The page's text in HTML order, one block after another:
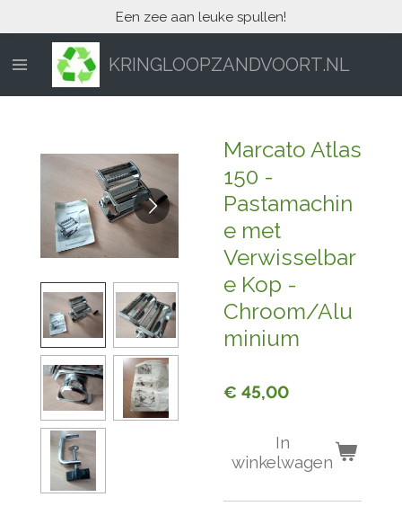
direct
naar
hoofdinhoud
KRINGLOOPZANDVOORT.NL
Een zee aan leuke spullen!
Marcato Atlas
150 -
Pastamachin
e met
Verwisselbar
e Kop -
Chroom/Alu
minium
€ 45,00
In
winkelwagen